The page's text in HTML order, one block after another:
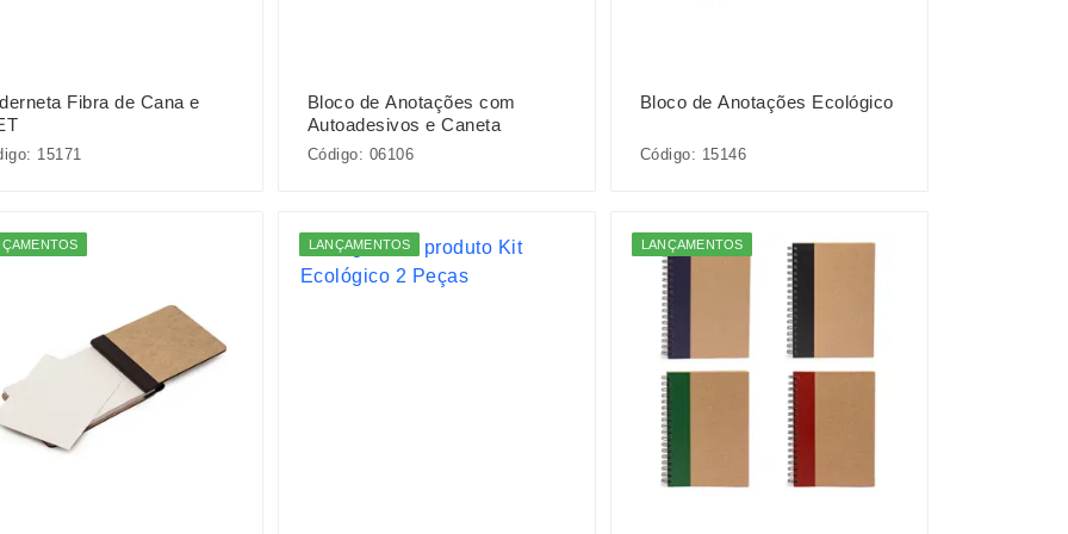
Fibra de Cana e
15171
Bloco de Anotações com
Autoadesivos e Caneta
Código: 06106
Bloco de Anotações Ecológico
Código: 15146
LANÇAMENTOS LANÇAMENTOS